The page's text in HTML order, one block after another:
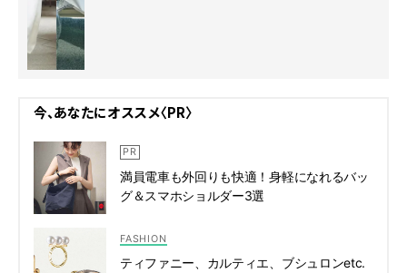
今、あなたにオススメ〈PR〉
満員電車も外回りも快適！身軽になれるバッ
グ＆スマホショルダー3選
FASHION
ティファニー、カルティエ、ブシュロンetc.